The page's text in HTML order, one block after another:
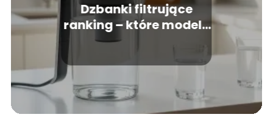
Dzbanki filtrujące
ranking – które modele
warto kupić?